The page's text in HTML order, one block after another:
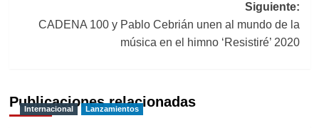
Siguiente:
CADENA 100 y Pablo Cebrián unen al mundo de la
música en el himno ‘Resistiré’ 2020
Publicaciones relacionadas
Internacional Lanzamientos